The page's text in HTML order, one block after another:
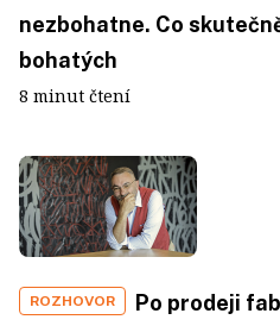
nezbohatne. Co
bohatých
8 minut čtení
ROZHOVOR
Po prodeji